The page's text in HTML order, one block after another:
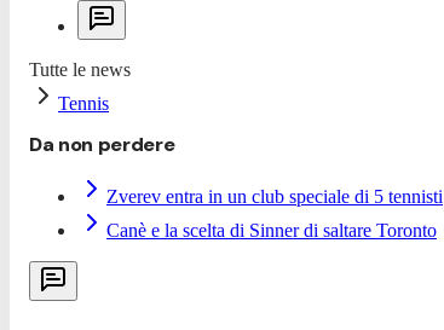
Tutte le news
Tennis
Da non perdere
Zverev entra in un club speciale di 5 tennisti
Canè e la scelta di Sinner di saltare Toronto